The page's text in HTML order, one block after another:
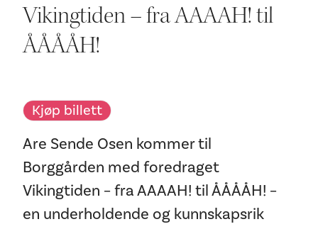
Vikingtiden – fra AAAAH! til
ÅÅÅÅH!
Kjøp billett
Are Sende Osen kommer til
Borggården med foredraget
Vikingtiden – fra AAAAH! til ÅÅÅÅH! –
en underholdende og kunnskapsrik